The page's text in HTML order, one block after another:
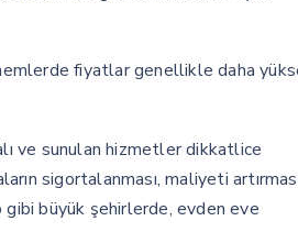
fiyatlar genellikle daha
ve sunulan hizmetler dikkatlice
sigortalanması, maliyeti
büyük şehirlerde, evden eve